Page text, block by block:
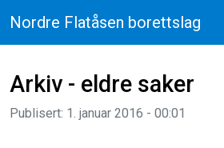
Nordre Flatåsen borettslag
Arkiv - eldre saker
Publisert: 1. januar 2016 - 00:01